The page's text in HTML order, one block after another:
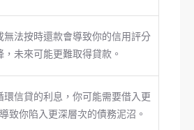
無法按時還款會導致你的信用評分
，未來可能更難取得貸款。
環信貸的利息，你可能需要借入更
致你陷入更深層次的債務泥沼。